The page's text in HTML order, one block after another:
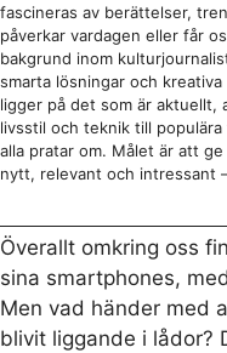
fascineras av berättelser,
påverkar vardagen eller får
bakgrund inom
smarta lösningar och
ligger på det som är aktuellt,
livsstil och teknik till
alla pratar om. Målet är att
nytt, relevant och intressant
Överallt omkring oss
sina smartphones,
Men vad händer med
blivit liggande i lådor?